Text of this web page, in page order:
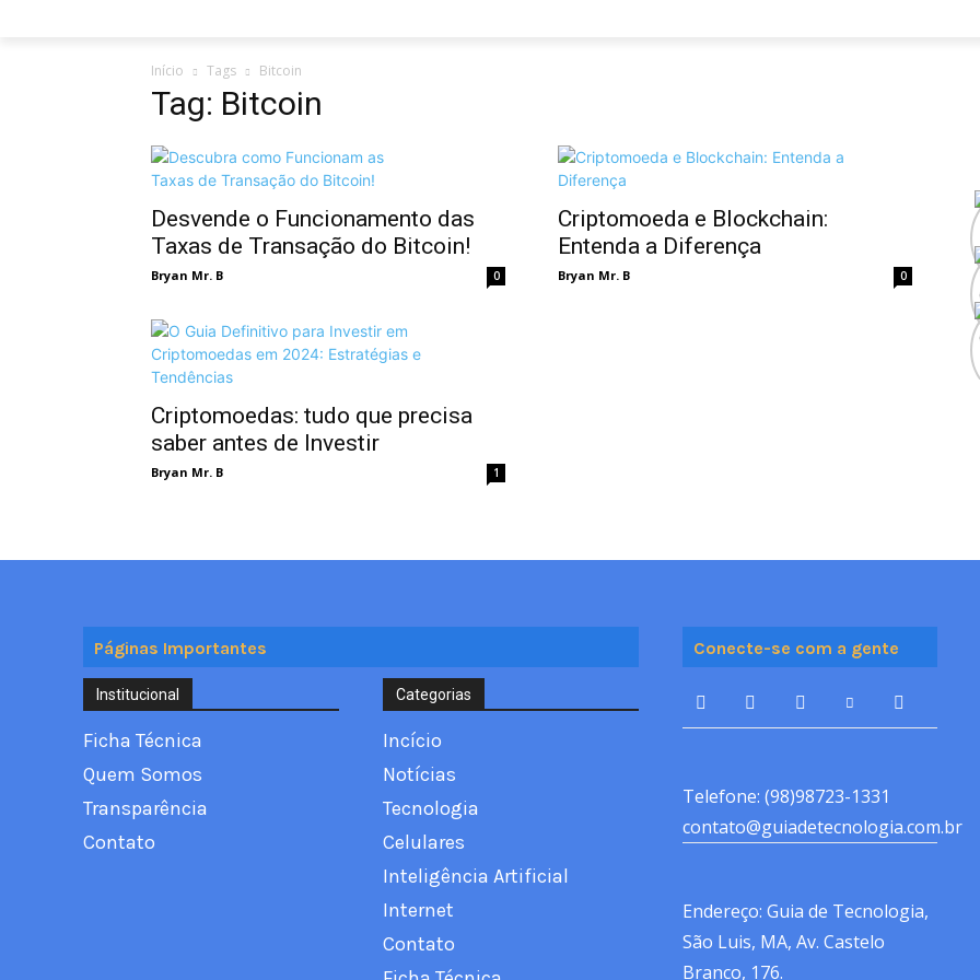
Início Tags Bitcoin
Tag: Bitcoin
Desvende o Funcionamento das
Taxas de Transação do Bitcoin!
Bryan Mr. B 0
Criptomoeda e Blockchain:
Entenda a Diferença
Bryan Mr. B 0
Criptomoedas: tudo que precisa
saber antes de Investir
Bryan Mr. B 1
Páginas Importantes
Institucional
Ficha Técnica
Quem Somos
Transparência
Contato
Categorias
Incício
Notícias
Tecnologia
Celulares
Inteligência Artificial
Internet
Contato
Conecte-se com a gente
Telefone: (98)98723-1331
contato@guiadetecnologia.com.br
Endereço: Guia de Tecnologia,
São Luis, MA, Av. Castelo
Branco, 176.